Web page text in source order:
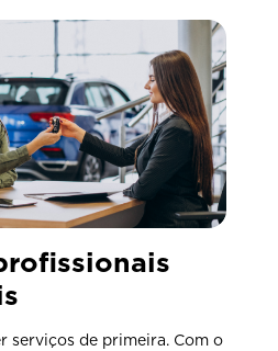
serviços de primeira. Com o